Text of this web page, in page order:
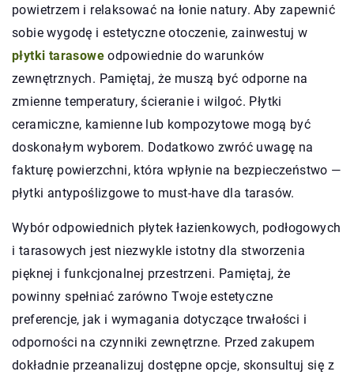
powietrzem i relaksować na łonie natury. Aby zapewnić
sobie wygodę i estetyczne otoczenie, zainwestuj w
płytki tarasowe odpowiednie do warunków
zewnętrznych. Pamiętaj, że muszą być odporne na
zmienne temperatury, ścieranie i wilgoć. Płytki
ceramiczne, kamienne lub kompozytowe mogą być
doskonałym wyborem. Dodatkowo zwróć uwagę na
fakturę powierzchni, która wpłynie na bezpieczeństwo —
płytki antypoślizgowe to must-have dla tarasów.
Wybór odpowiednich płytek łazienkowych, podłogowych
i tarasowych jest niezwykle istotny dla stworzenia
pięknej i funkcjonalnej przestrzeni. Pamiętaj, że
powinny spełniać zarówno Twoje estetyczne
preferencje, jak i wymagania dotyczące trwałości i
odporności na czynniki zewnętrzne. Przed zakupem
dokładnie przeanalizuj dostępne opcje, skonsultuj się z